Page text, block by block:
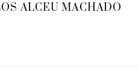
ALCEU MACHADO